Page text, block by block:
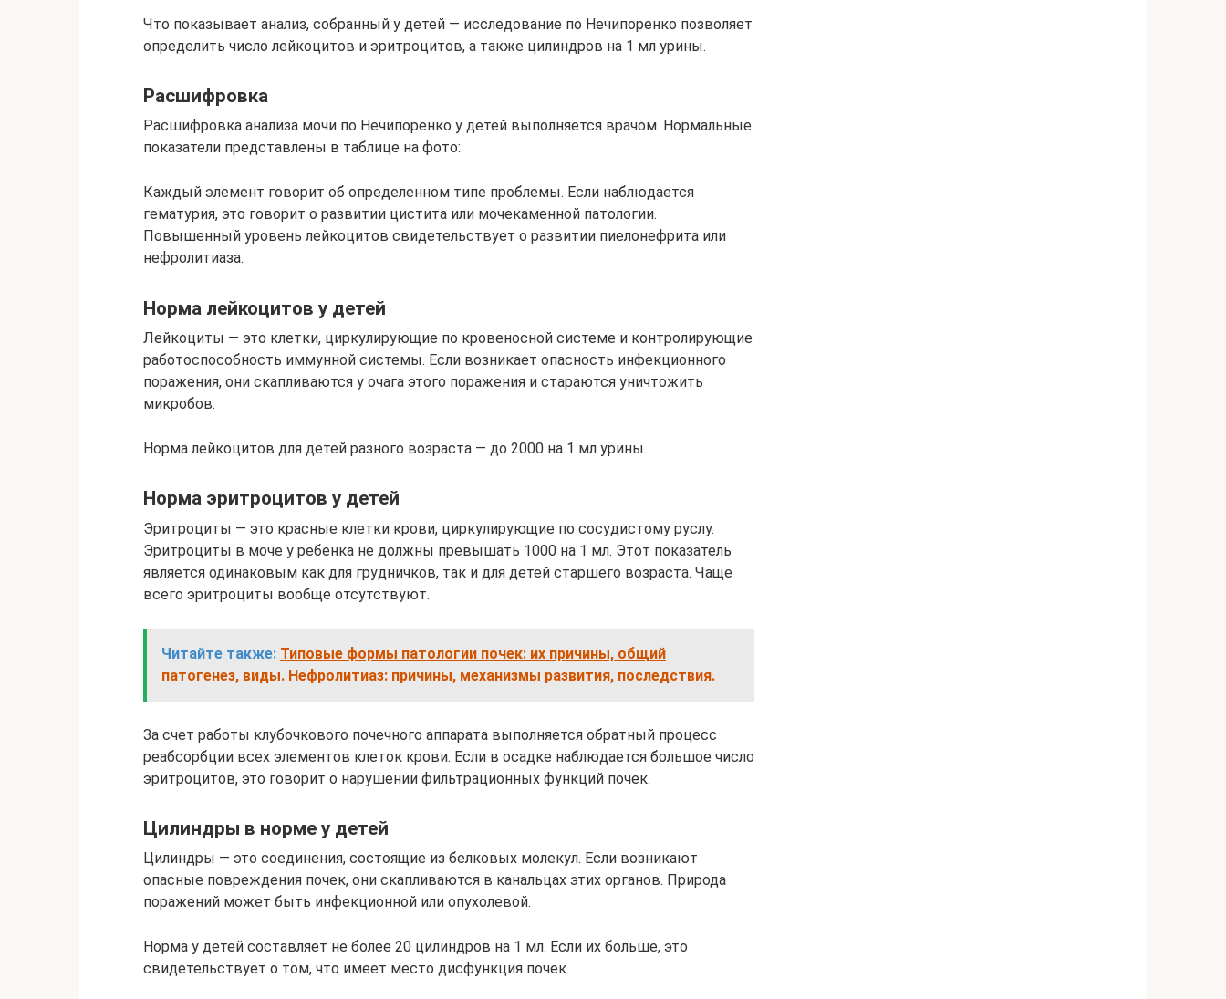
Что показывает анализ, собранный у детей — исследование по Нечипоренко позволяет
определить число лейкоцитов и эритроцитов, а также цилиндров на 1 мл урины.
Расшифровка
Расшифровка анализа мочи по Нечипоренко у детей выполняется врачом. Нормальные
показатели представлены в таблице на фото:
Каждый элемент говорит об определенном типе проблемы. Если наблюдается
гематурия, это говорит о развитии цистита или мочекаменной патологии.
Повышенный уровень лейкоцитов свидетельствует о развитии пиелонефрита или
нефролитиаза.
Норма лейкоцитов у детей
Лейкоциты — это клетки, циркулирующие по кровеносной системе и контролирующие
работоспособность иммунной системы. Если возникает опасность инфекционного
поражения, они скапливаются у очага этого поражения и стараются уничтожить
микробов.
Норма лейкоцитов для детей разного возраста — до 2000 на 1 мл урины.
Норма эритроцитов у детей
Эритроциты — это красные клетки крови, циркулирующие по сосудистому руслу.
Эритроциты в моче у ребенка не должны превышать 1000 на 1 мл. Этот показатель
является одинаковым как для грудничков, так и для детей старшего возраста. Чаще
всего эритроциты вообще отсутствуют.
Читайте также: Типовые формы патологии почек: их причины, общий
патогенез, виды. Нефролитиаз: причины, механизмы развития, последствия.
За счет работы клубочкового почечного аппарата выполняется обратный процесс
реабсорбции всех элементов клеток крови. Если в осадке наблюдается большое число
эритроцитов, это говорит о нарушении фильтрационных функций почек.
Цилиндры в норме у детей
Цилиндры — это соединения, состоящие из белковых молекул. Если возникают
опасные повреждения почек, они скапливаются в канальцах этих органов. Природа
поражений может быть инфекционной или опухолевой.
Норма у детей составляет не более 20 цилиндров на 1 мл. Если их больше, это
свидетельствует о том, что имеет место дисфункция почек.